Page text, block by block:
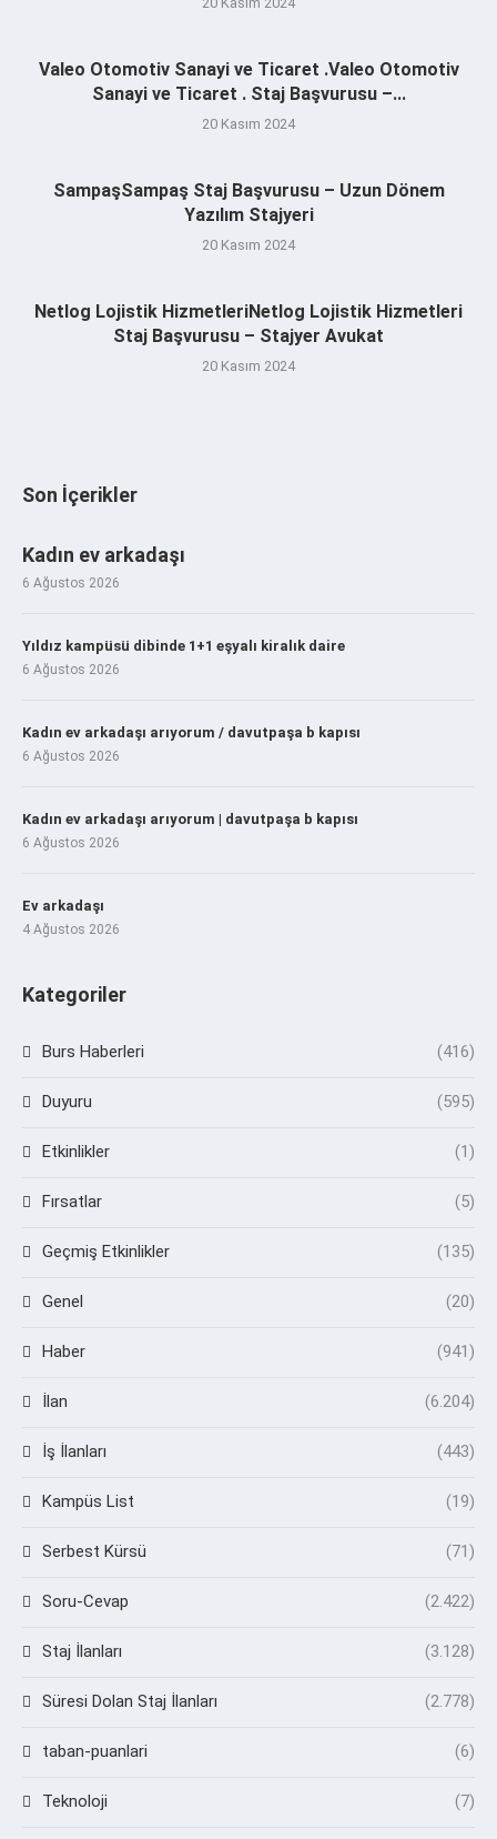
Valeo Otomotiv Sanayi ve Ticaret .Valeo Otomotiv
Sanayi ve Ticaret . Staj Başvurusu –...
20 Kasım 2024
SampaşSampaş Staj Başvurusu – Uzun Dönem
Yazılım Stajyeri
20 Kasım 2024
Netlog Lojistik HizmetleriNetlog Lojistik Hizmetleri
Staj Başvurusu – Stajyer Avukat
20 Kasım 2024
Son İçerikler
Kadın ev arkadaşı
6 Ağustos 2026
Yıldız kampüsü dibinde 1+1 eşyalı kiralık daire
6 Ağustos 2026
Kadın ev arkadaşı arıyorum / davutpaşa b kapısı
6 Ağustos 2026
Kadın ev arkadaşı arıyorum | davutpaşa b kapısı
6 Ağustos 2026
Ev arkadaşı
4 Ağustos 2026
Kategoriler
Burs Haberleri (416)
Duyuru (595)
Etkinlikler (1)
Fırsatlar (5)
Geçmiş Etkinlikler (135)
Genel (20)
Haber (941)
İlan (6.204)
İş İlanları (443)
Kampüs List (19)
Serbest Kürsü (71)
Soru-Cevap (2.422)
Staj İlanları (3.128)
Süresi Dolan Staj İlanları (2.778)
taban-puanlari (6)
Teknoloji (7)